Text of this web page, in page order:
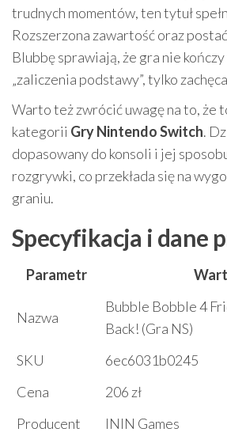
trudnych momentów, ten tytuł
Rozszerzona zawartość oraz
Blubbę sprawiają, że gra nie
„zaliczenia podstawy”, tylko
Warto też zwrócić uwagę na to, że
kategorii Gry Nintendo Switch.
dopasowany do konsoli i jej
rozgrywki, co przekłada się na
graniu.
Specyfikacja i dane
Parametr
Nazwa
Bubble Bobble 4
Back! (Gra NS)
SKU
6ec6031b0245
Cena
206 zł
Producent
ININ Games